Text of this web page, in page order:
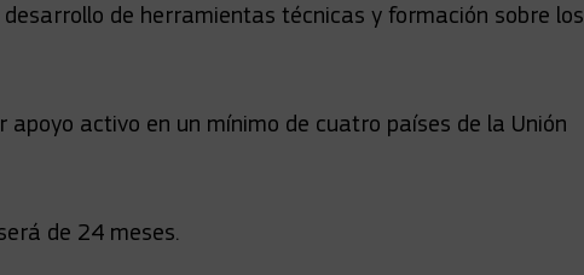
de herramientas técnicas y formación sobre los
activo en un mínimo de cuatro países de la Unión
de 24 meses.